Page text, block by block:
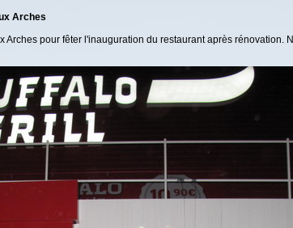
Arches
pour fêter l'inauguration du restaurant après